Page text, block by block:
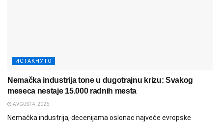
ИСТАКНУТО
Nemačka industrija tone u dugotrajnu krizu: Svakog
meseca nestaje 15.000 radnih mesta
AVGUST 4, 2026
Nemačka industrija, decenijama oslonac najveće evropske